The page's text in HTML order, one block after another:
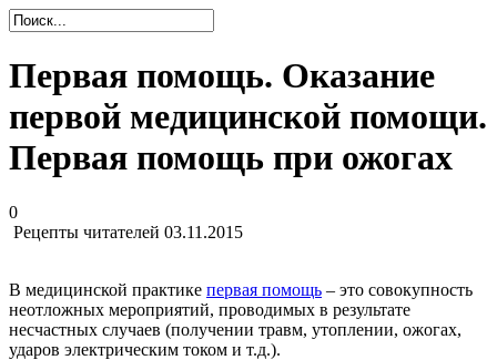
Первая помощь. Оказание
первой медицинской помощи.
Первая помощь при ожогах
0
Рецепты читателей 03.11.2015
В медицинской практике первая помощь – это совокупность
неотложных мероприятий, проводимых в результате
несчастных случаев (получении травм, утоплении, ожогах,
ударов электрическим током и т.д.).